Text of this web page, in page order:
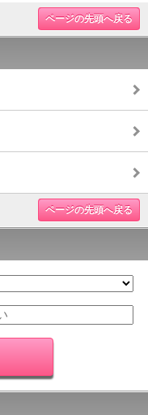
ページの先頭へ戻る
ページの先頭へ戻る